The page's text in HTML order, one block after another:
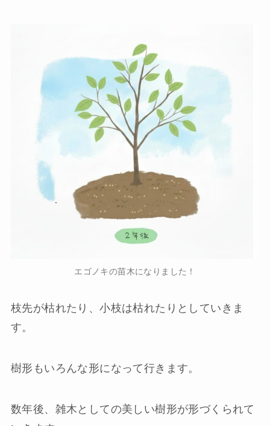
エゴノキの苗木になりました！
枝先が枯れたり、小枝は枯れたりとしていきま
す。
樹形もいろんな形になって行きます。
数年後、雑木としての美しい樹形が形づくられて